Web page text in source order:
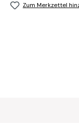
Zum Merkzettel